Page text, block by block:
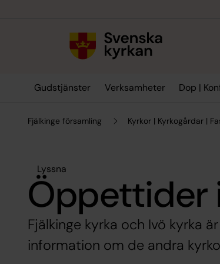
Gudstjänster Verksamheter Dop |
Fjälkinge församling Kyrkor | Kyrkogårdar |
Lyssna
Öppettider
Fjälkinge kyrka och Ivö kyrka
information om de andra